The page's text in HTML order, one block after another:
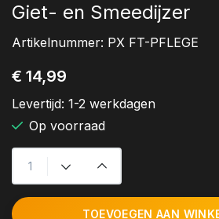
Giet- en Smeedijzer
Artikelnummer: PX FT-PFLEGE
€ 14,99
Levertijd: 1-2 werkdagen
Op voorraad
TOEVOEGEN AAN